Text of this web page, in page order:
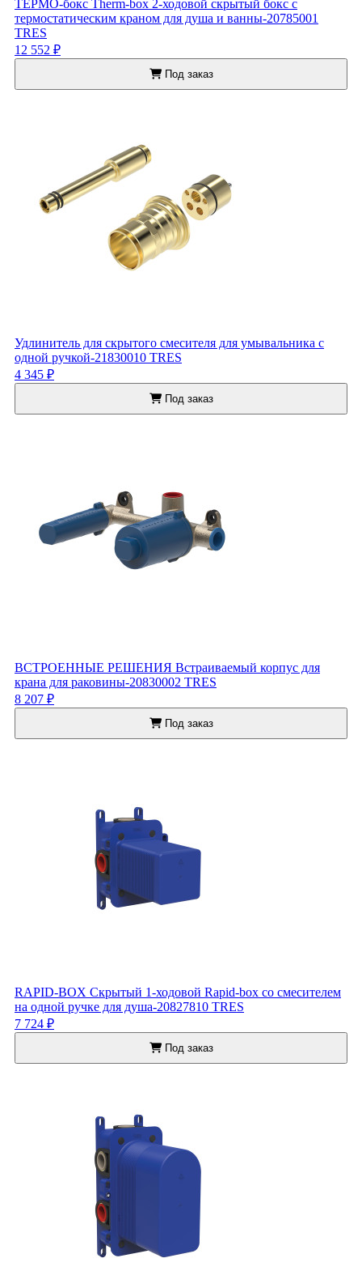
ТЕРМО-бокс Therm-box 2-ходовой скрытый бокс с
термостатическим краном для душа и ванны-20785001
TRES
12 552 ₽
Под заказ
Удлинитель для скрытого смесителя для умывальника с
одной ручкой-21830010 TRES
4 345 ₽
Под заказ
ВСТРОЕННЫЕ РЕШЕНИЯ Встраиваемый корпус для
крана для раковины-20830002 TRES
8 207 ₽
Под заказ
RAPID-BOX Скрытый 1-ходовой Rapid-box со смесителем
на одной ручке для душа-20827810 TRES
7 724 ₽
Под заказ